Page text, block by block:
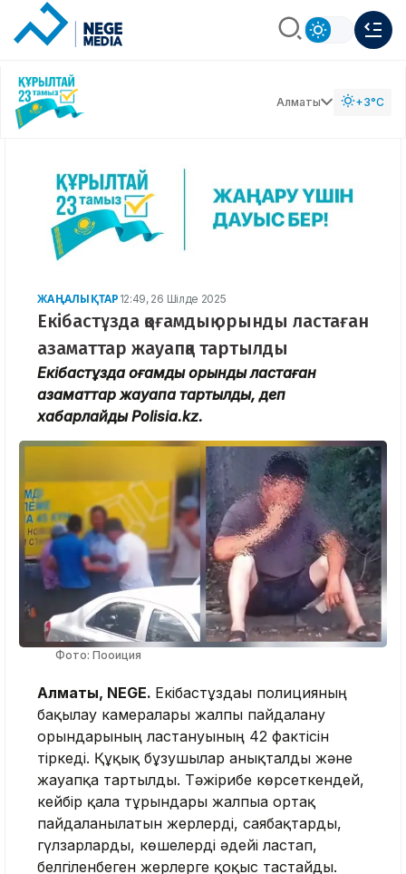
Алматы +3°C
ЖАҢАЛЫҚТАР 12:49, 26 Шілде 2025
Екібастұзда қоғамдық орынды ластаған
азаматтар жауапқа тартылды
Екібастұзда қоғамдық орынды ластаған
азаматтар жауапқа тартылды, деп
хабарлайды Polisia.kz.
Фото: Пооиция
Алматы, NEGE. Екібастұздағы полицияның
бақылау камералары жалпы пайдалану
орындарының ластануының 42 фактісін
тіркеді. Құқық бұзушылар анықталды және
жауапқа тартылды. Тәжірибе көрсеткендей,
кейбір қала тұрғындары жалпыға ортақ
пайдаланылатын жерлерді, саябақтарды,
гүлзарларды, көшелерді әдейі ластап,
белгіленбеген жерлерге қоқыс тастайды.